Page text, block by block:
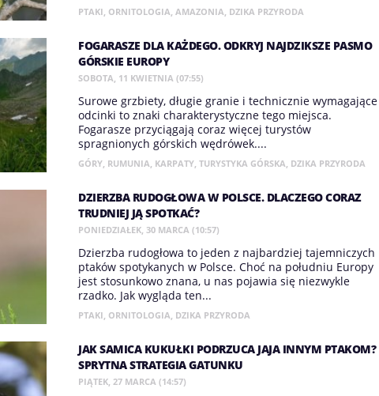
PTAKI, ORNITOLOGIA, AMAZONIA, DZIKA PRZYRODA
FOGARASZE DLA KAŻDEGO. ODKRYJ NAJDZIKSZE PASMO
GÓRSKIE EUROPY
SOBOTA, 11 KWIETNIA (07:55)
Surowe grzbiety, długie granie i technicznie wymagające
odcinki to znaki charakterystyczne tego miejsca.
Fogarasze przyciągają coraz więcej turystów
spragnionych górskich wędrówek....
GÓRY, RUMUNIA, KARPATY, TURYSTYKA GÓRSKA, DZIKA PRZYRODA
DZIERZBA RUDOGŁOWA W POLSCE. DLACZEGO CORAZ
TRUDNIEJ JĄ SPOTKAĆ?
PONIEDZIAŁEK, 30 MARCA (10:57)
Dzierzba rudogłowa to jeden z najbardziej tajemniczych
ptaków spotykanych w Polsce. Choć na południu Europy
jest stosunkowo znana, u nas pojawia się niezwykle
rzadko. Jak wygląda ten...
PTAKI, ORNITOLOGIA, DZIKA PRZYRODA
JAK SAMICA KUKUŁKI PODRZUCA JAJA INNYM PTAKOM?
SPRYTNA STRATEGIA GATUNKU
PIĄTEK, 27 MARCA (14:57)